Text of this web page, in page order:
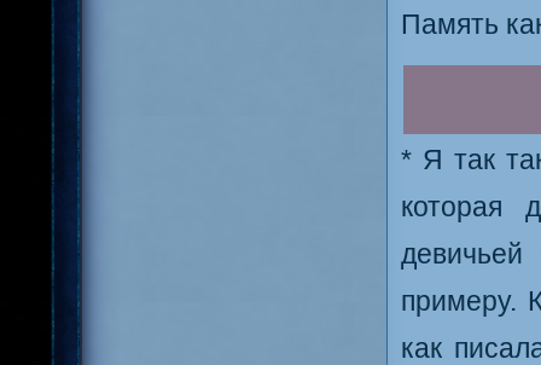
Память
* Я так
которая
примеру.
как